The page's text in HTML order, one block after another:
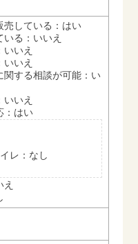
売している：はい
る：いいえ
いえ
いえ
関する相談が可能：い
いえ
：はい
レ：なし